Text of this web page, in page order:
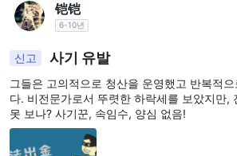
있습니다. MQL5 프로그래밍 언어를 통해
리즘과 전문가 자문의 개발을 가능하게 하여
성을 제공합니다.
입출금
Sky-Markets는 신용카드/직불카드, 전자지
폐를 포함한 다양한 입출금 옵션을 제공합니
금액이 $50이며 수수료는 1%입니다. Sky-
铠铠
6-10년
신고 사기 유발
그들은 고의적으로 청산을 운영했고 반복적
다. 비전문가로서 뚜렷한 하락세를 보았지만,
못 보나? 사기꾼, 속임수, 양심 없음!